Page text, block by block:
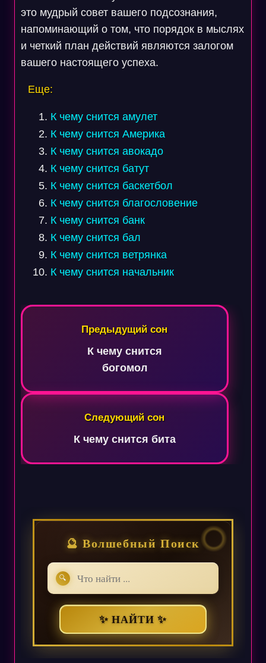
это мудрый совет вашего подсознания,
напоминающий о том, что порядок в мыслях
и четкий план действий являются залогом
вашего настоящего успеха.
Еще:
К чему снится амулет
К чему снится Америка
К чему снится авокадо
К чему снится батут
К чему снится баскетбол
К чему снится благословение
К чему снится банк
К чему снится бал
К чему снится ветрянка
К чему снится начальник
Навигация
Предыдущий сон
К чему снится
богомол
Следующий сон
К чему снится бита
🔮 Волшебный Поиск
🔍
✨ НАЙТИ ✨